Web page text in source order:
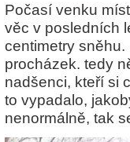
Počasí venku
věc v posledních
centimetry
procházek. tedy
nadšenci, kteří si
to vypadalo,
nenormálně, tak